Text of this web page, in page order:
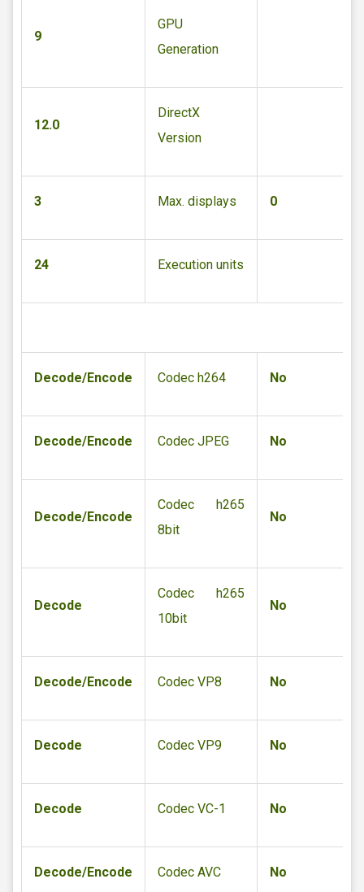
9
GPU
Generation
12.0
DirectX
Version
3 Max. displays 0
24 Execution units
Decode/Encode Codec h264 No
Decode/Encode Codec JPEG No
Decode/Encode
Codec h265
8bit
No
Decode
Codec h265
10bit
No
Decode/Encode Codec VP8 No
Decode Codec VP9 No
Decode Codec VC-1 No
Decode/Encode Codec AVC No